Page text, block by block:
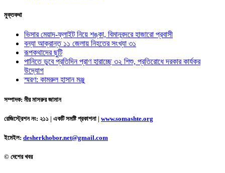
মুক্তকথা
ভিসার মেয়াদ-ফ্লাইট নিয়ে শঙ্কা, বিমানবন্দরে হাজারো প্রবাসী
বন্যা আক্রান্ত ১১ জেলায় নিহতের সংখ্যা ৩১
রূপকথাদের ছুটি
পানিতে ডুবে প্রতিদিন প্রাণ হারাচ্ছে ৩২ শিশু, প্রতিরোধে দরকার কার্যকর
উদ্যোগ
স্মরণ: কামরুল হাসান মঞ্জু
সম্পাদক: মীর মাসরুর জামান
রেজিস্ট্রেশন নং: ২১১ | একটি সমষ্টি প্রকাশনা | www.somashte.org
ইমেইল: desherkhobor.net@gmail.com
© দেশের খবর